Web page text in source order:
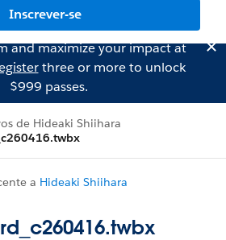
Inscrever-se
and maximize your impact at
three or more to unlock
$999 passes.
de Hideaki Shiihara
a Hideaki Shiihara